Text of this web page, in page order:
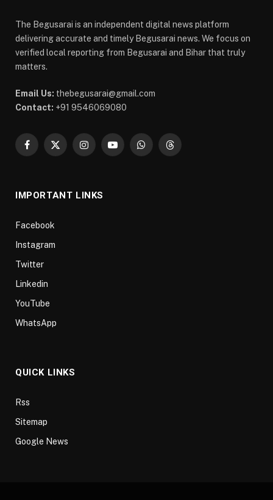
The Begusarai is an independent digital news platform
delivering accurate and timely Begusarai news. We focus on
verified local reporting from Begusarai and Bihar that truly
matters.
Email Us: thebegusarai@gmail.com
Contact: +91 9546069080
Facebook
X
InstagramYouTubeWhatsAppThreads
IMPORTANT LINKS
Facebook
Instagram
Twitter
Linkedin
YouTube
WhatsApp
QUICK LINKS
Rss
Sitemap
Google News